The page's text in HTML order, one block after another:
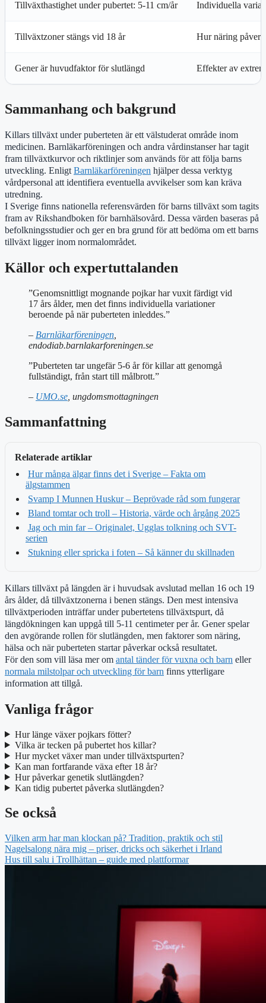
Tillväxthastighet under pubertet: 5-11 cm/år Individuella
Tillväxtzoner stängs vid 18 år Hur näring
Gener är huvudfaktor för slutlängd Effekter av
Sammanhang och bakgrund
Killars tillväxt under puberteten är ett välstuderat område inom
medicinen. Barnläkarföreningen och andra vårdinstanser har tagit
fram tillväxtkurvor och riktlinjer som används för att följa barns
utveckling. EnligtBarnläkarföreningen hjälper dessa verktyg
vårdpersonal att identifiera eventuella avvikelser som kan kräva
utredning.
I Sverige finns nationella referensvärden för barns tillväxt som tagits
fram av Rikshandboken för barnhälsovård. Dessa värden baseras på
befolkningsstudier och ger en bra grund för att bedöma om ett barns
tillväxt ligger inom normalområdet.
Källor och expertuttalanden
”Genomsnittligt mognande pojkar har vuxit färdigt vid
17 års ålder, men det finns individuella variationer
beroende på när puberteten inleddes.”
– Barnläkarföreningen
endodiab.barnlakarforeningen.se
”Puberteten tar ungefär 5-6 år för killar att genomgå
fullständigt, från start till målbrott.”
– UMO.se , ungdomsmottagningen
Sammanfattning
Relaterade artiklar
Hur många älgar finns det i Sverige – Fakta om
älgstammen
Svamp I Munnen Huskur – Beprövade råd som fungerar
Bland tomtar och troll – Historia, värde och årgång 2025
Jag och min far – Originalet, Ugglas tolkning och SVT-
serien
Stukning eller spricka i foten – Så känner du skillnaden
Killars tillväxt på längden är i huvudsak avslutad mellan 16 och 19
års ålder, då tillväxtzonerna i benen stängs. Den mest intensiva
tillväxtperioden inträffar under pubertetens tillväxtspurt, då
längdökningen kan uppgå till 5-11 centimeter per år. Gener spelar
den avgörande rollen för slutlängden, men faktorer som näring,
hälsa och när puberteten startar påverkar också resultatet.
För den som vill läsa mer om antal tänder för vuxna och barn eller
normala milstolpar och utveckling för barn finns ytterligare
information att tillgå.
Vanliga frågor
Hur länge växer pojkars fötter?
Vilka är tecken på pubertet hos killar?
Hur mycket växer man under tillväxtspurten?
Kan man fortfarande växa efter 18 år?
Hur påverkar genetik slutlängden?
Kan tidig pubertet påverka slutlängden?
Se också
Vilken arm har man klockan på? Tradition, praktik och stil
Nagelsalong nära mig – priser, dricks och säkerhet i Irland
Hus till salu i Trollhättan – guide med plattformar